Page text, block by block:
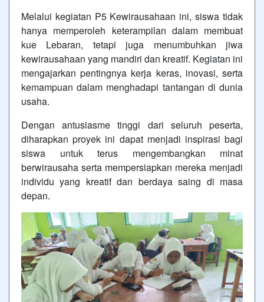
Melalui kegiatan P5 Kewirausahaan ini, siswa tidak
hanya memperoleh keterampilan dalam membuat
kue Lebaran, tetapi juga menumbuhkan jiwa
kewirausahaan yang mandiri dan kreatif. Kegiatan ini
mengajarkan pentingnya kerja keras, inovasi, serta
kemampuan dalam menghadapi tantangan di dunia
usaha.
Dengan antusiasme tinggi dari seluruh peserta,
diharapkan proyek ini dapat menjadi inspirasi bagi
siswa untuk terus mengembangkan minat
berwirausaha serta mempersiapkan mereka menjadi
individu yang kreatif dan berdaya saing di masa
depan.